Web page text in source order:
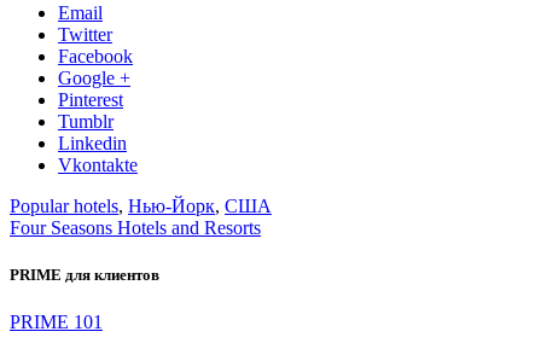
Email
Twitter
Facebook
Google +
Pinterest
Tumblr
Linkedin
Vkontakte
Popular hotels, Нью-Йорк, США
Four Seasons Hotels and Resorts
PRIME для клиентов
PRIME 101